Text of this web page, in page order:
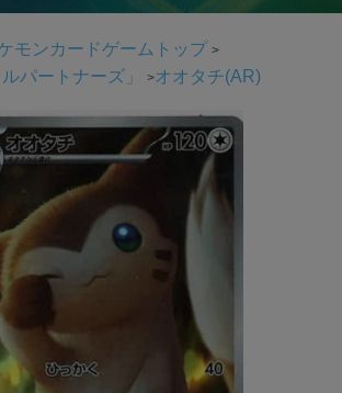
モンカードゲームトップ
パートナーズ」
オオタチ(AR)